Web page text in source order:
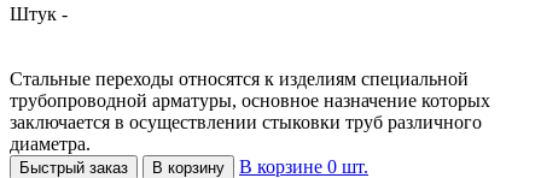
Штук -
Стальные переходы относятся к изделиям специальной
трубопроводной арматуры, основное назначение которых
заключается в осуществлении стыковки труб различного
диаметра.
Быстрый заказ В корзину В корзине 0 шт.